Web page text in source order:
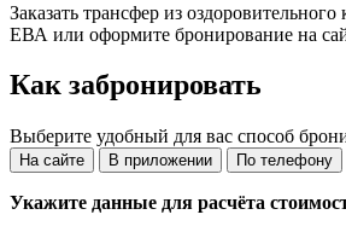
Заказать трансфер из
ЕВА или оформите бронирование на
Как забронировать
Выберите удобный для вас способ
На сайте В приложении По телефону
Укажите данные для расчёта